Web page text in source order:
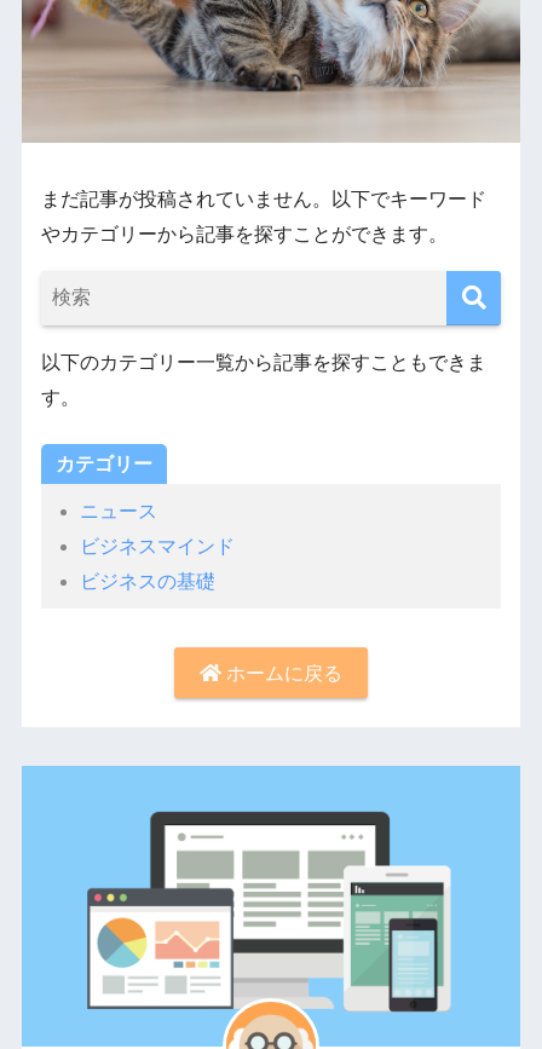
まだ記事が投稿されていません。以下でキーワード
やカテゴリーから記事を探すことができます。
以下のカテゴリー一覧から記事を探すこともできま
す。
カテゴリー
ニュース
ビジネスマインド
ビジネスの基礎
ホームに戻る